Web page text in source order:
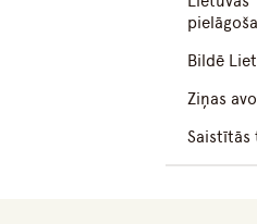
Bildē
Ziņas
Saistītās